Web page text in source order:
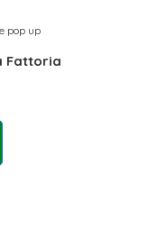
pop up
Fattoria